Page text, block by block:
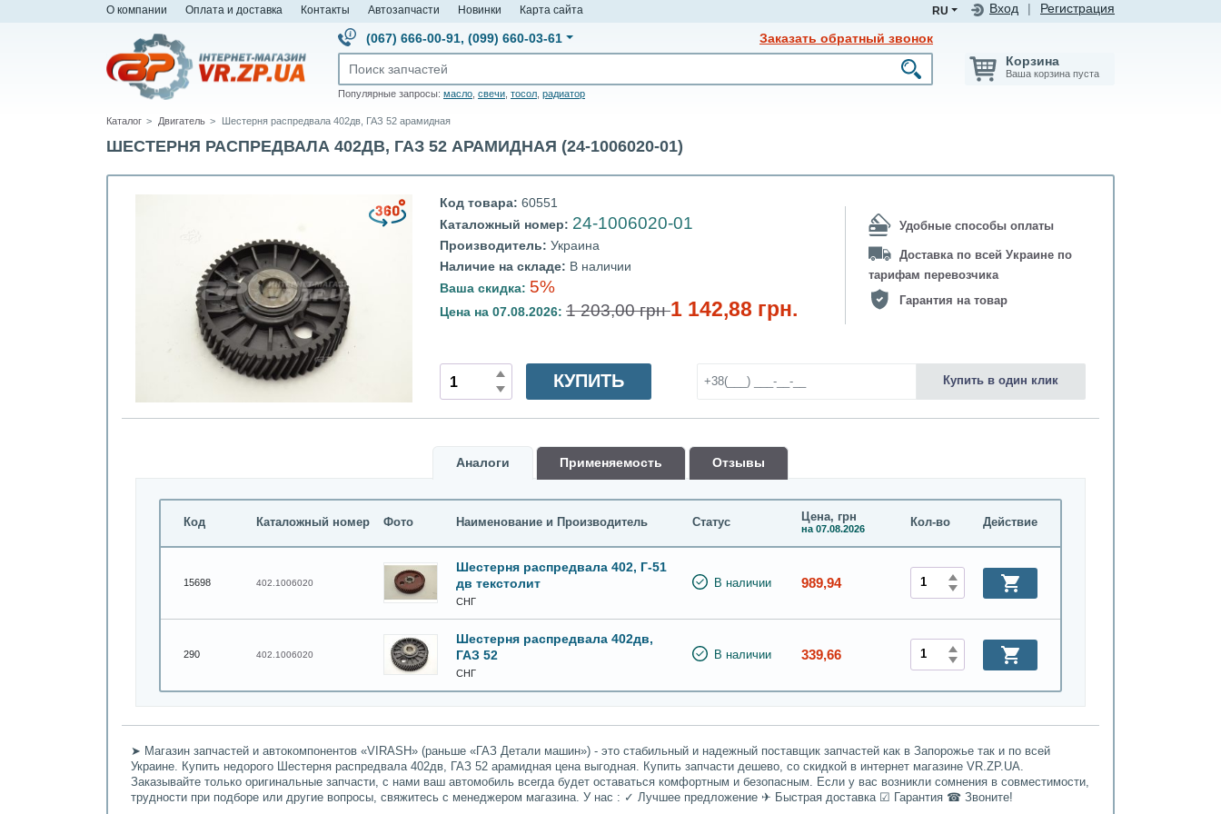
О компании Оплата и доставка Контакты Автозапчасти Новинки Карта сайта Вход Регистрация
RU
(067) 666-00-91, (099) 660-03-61 Заказать обратный звонок
Популярные запросы: масло свечи тосол радиатор
Корзина
Ваша корзина пуста
Каталог Двигатель Шестерня распредвала 402дв, ГАЗ 52 арамидная
ШЕСТЕРНЯ РАСПРЕДВАЛА 402ДВ, ГАЗ 52 АРАМИДНАЯ (24-1006020-01)
Код товара: 60551
Каталожный номер: 24-1006020-01
Производитель: Украина
Наличие на складе: В наличии
Ваша скидка: 5%
Цена на 07.08.2026: 1 203,00 грн1 142,88 грн.
Удобные способы оплаты
Доставка по всей Украине по
тарифам перевозчика
Гарантия на товар
КУПИТЬ Купить в один клик
Аналоги Применяемость Oтзывы
Код Каталожный номер Фото Наименование и Производитель Статус Цена, грн
на 07.08.2026 Кол-во Действие
15698 402.1006020
Шестерня распредвала 402, Г-51
дв текстолит
СНГ
В наличии 989,94
290 402.1006020
Шестерня распредвала 402дв,
ГАЗ 52
СНГ
В наличии 339,66
➤ Магазин запчастей и автокомпонентов «VIRASH» (раньше «ГАЗ Детали машин») - это стабильный и надежный поставщик запчастей как в Запорожье так и по всей
Украине. Купить недорого Шестерня распредвала 402дв, ГАЗ 52 арамидная цена выгодная. Купить запчасти дешево, со скидкой в интернет магазине VR.ZP.UA.
Заказывайте только оригинальные запчасти, с нами ваш автомобиль всегда будет оставаться комфортным и безопасным. Если у вас возникли сомнения в совместимости,
трудности при подборе или другие вопросы, свяжитесь с менеджером магазина. У нас : ✓ Лучшее предложение ✈ Быстрая доставка ☑ Гарантия ☎ Звоните!